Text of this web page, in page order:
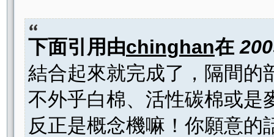
下面引用由chinghan在
結合起來就完成了，隔間的
不外乎白棉、活性碳棉或是
反正是概念機嘛！你願意